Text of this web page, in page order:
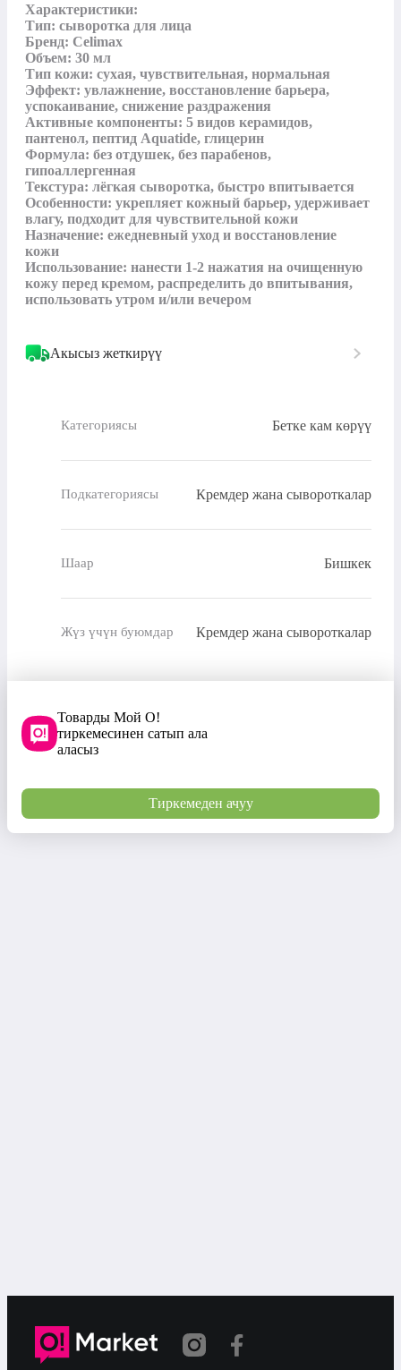
Характеристики:
Тип: сыворотка для лица
Бренд: Celimax
Объем: 30 мл
Тип кожи: сухая, чувствительная, нормальная
Эффект: увлажнение, восстановление барьера,
успокаивание, снижение раздражения
Активные компоненты: 5 видов керамидов,
пантенол, пептид Aquatide, глицерин
Формула: без отдушек, без парабенов,
гипоаллергенная
Текстура: лёгкая сыворотка, быстро впитывается
Особенности: укрепляет кожный барьер, удерживает
влагу, подходит для чувствительной кожи
Назначение: ежедневный уход и восстановление
кожи
Использование: нанести 1-2 нажатия на очищенную
кожу перед кремом, распределить до впитывания,
использовать утром и/или вечером
Акысыз жеткирүү
Категориясы Бетке кам көрүү
Подкатегориясы Кремдер жана сывороткалар
Шаар Бишкек
Жүз үчүн буюмдар Кремдер жана сывороткалар
Товарды Мой О!
тиркемесинен сатып ала
аласыз
Тиркемеден ачуу